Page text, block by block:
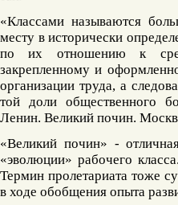
«Классами называются
месту в исторически
по их отношению к
закрепленному и
организации труда, а
той доли общественного
Ленин. Великий почин.
«Великий почин» -
«эволюции» рабочего
Термин пролетариата тоже
в ходе обобщения опыта